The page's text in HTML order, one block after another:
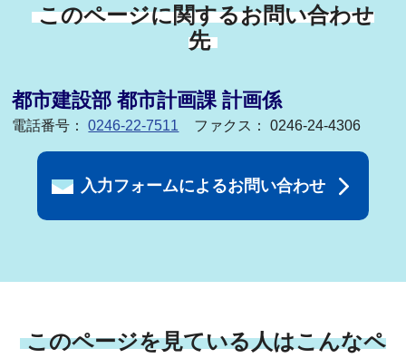
このページに関するお問い合わせ
先
都市建設部 都市計画課 計画係
電話番号：0246-22-7511 ファクス： 0246-24-4306
入力フォームによるお問い合わせ
このページを見ている人はこんなペ